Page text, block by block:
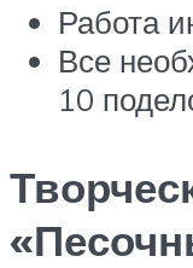
Работа
Все
10